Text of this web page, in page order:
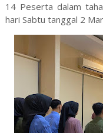
14 Peserta dalam
hari Sabtu tanggal 2